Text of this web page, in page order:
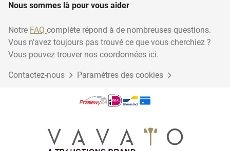
Nous sommes là pour vous aider
Notre FAQ complète répond à de nombreuses questions.
Vous n'avez toujours pas trouvé ce que vous cherchiez ?
Vous pouvez trouver nos coordonnées ici.
Contactez-nous Paramètres des cookies